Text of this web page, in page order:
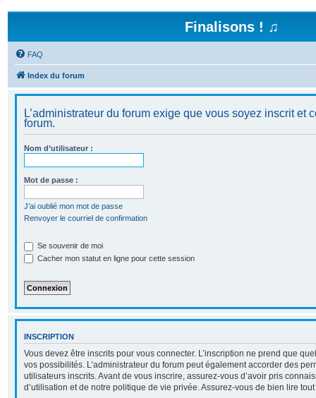
Finalisons ! ♫
FAQ
Index du forum
L’administrateur du forum exige que vous soyez inscrit et
forum.
Nom d’utilisateur :
Mot de passe :
J’ai oublié mon mot de passe
Renvoyer le courriel de confirmation
Se souvenir de moi
Cacher mon statut en ligne pour cette session
INSCRIPTION
Vous devez être inscrits pour vous connecter. L’inscription ne prend que
vos possibilités. L’administrateur du forum peut également accorder des
utilisateurs inscrits. Avant de vous inscrire, assurez-vous d’avoir pris
d’utilisation et de notre politique de vie privée. Assurez-vous de bien lire